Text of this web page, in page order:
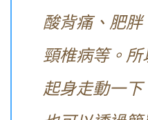
酸背痛、肥胖
頸椎病等。
起身走動一下